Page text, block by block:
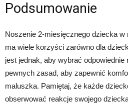
Podsumowanie
Noszenie 2-miesięcznego dziecka w
ma wiele korzyści zarówno dla
jest jednak, aby wybrać odpowiednie
pewnych zasad, aby zapewnić
maluszka. Pamiętaj, że każde
obserwować reakcje swojego